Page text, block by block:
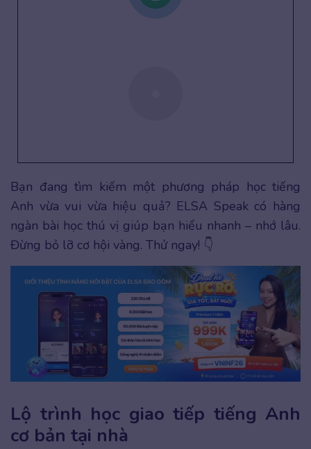
Bạn đang tìm kiếm một phương pháp học tiếng
Anh vừa vui vừa hiệu quả? ELSA Speak có hàng
ngàn bài học thú vị giúp bạn hiểu nhanh – nhớ lâu.
Đừng bỏ lỡ cơ hội vàng. Thử ngay! 👇
Lộ trình học giao tiếp tiếng Anh
cơ bản tại nhà